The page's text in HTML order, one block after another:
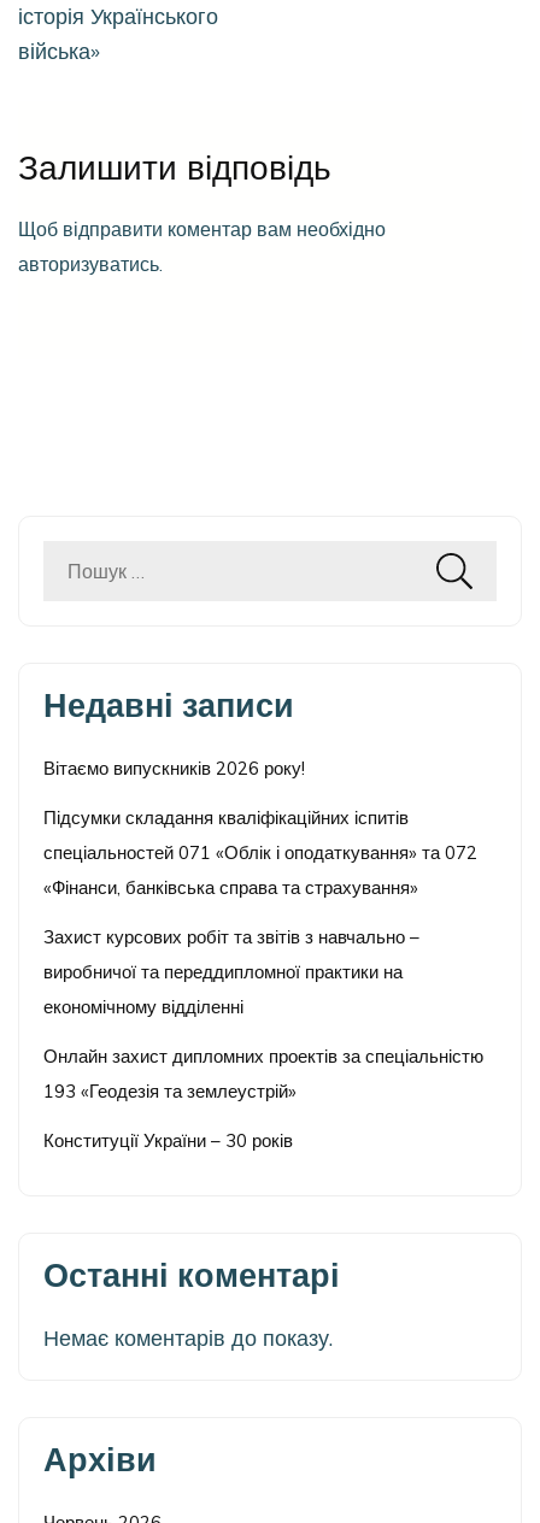
історія Українського
війська»
Залишити відповідь
Щоб відправити коментар вам необхідно
авторизуватись
Пошук:
Недавні записи
Вітаємо випускників 2026 року!
Підсумки складання кваліфікаційних іспитів
спеціальностей 071 «Облік і оподаткування» та 072
«Фінанси, банківська справа та страхування»
Захист курсових робіт та звітів з навчально –
виробничої та переддипломної практики на
економічному відділенні
Онлайн захист дипломних проектів за спеціальністю
193 «Геодезія та землеустрій»
Конституції України – 30 років
Останні коментарі
Немає коментарів до показу.
Архіви